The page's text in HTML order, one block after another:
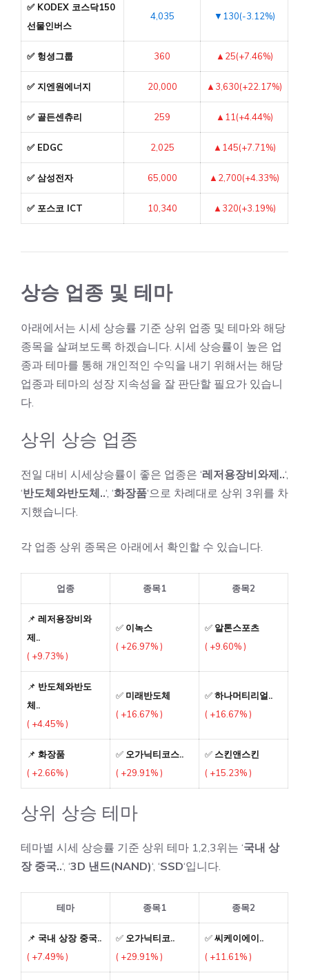
✅ KODEX 코스닥150
선물인버스
4,035 ▼130(-3.12%)
✅ 헝셩그룹 360 ▲25(+7.46%)
✅ 지엔원에너지 20,000 ▲3,630(+22.17%)
✅ 골든센츄리 259 ▲11(+4.44%)
✅ EDGC 2,025 ▲145(+7.71%)
✅ 삼성전자 65,000 ▲2,700(+4.33%)
✅ 포스코 ICT 10,340 ▲320(+3.19%)
상승 업종 및 테마
아래에서는 시세 상승률 기준 상위 업종 및 테마와 해당
종목을 살펴보도록 하겠습니다. 시세 상승률이 높은 업
종과 테마를 통해 개인적인 수익을 내기 위해서는 해당
업종과 테마의 성장 지속성을 잘 판단할 필요가 있습니
다.
상위 상승 업종
전일 대비 시세상승률이 좋은 업종은 ‘레저용장비와제..‘,
‘반도체와반도체..‘, ‘화장품‘으로 차례대로 상위 3위를 차
지했습니다.
각 업종 상위 종목은 아래에서 확인할 수 있습니다.
업종 종목1 종목2
📌 레저용장비와
제..
( +9.73% )
✅ 이녹스
( +26.97% )
✅ 알톤스포츠
( +9.60% )
📌 반도체와반도
체..
( +4.45% )
✅ 미래반도체
( +16.67% )
✅하나머티리얼..
( +16.67% )
📌 화장품
( +2.66% )
✅ 오가닉티코스..
( +29.91% )
✅ 스킨앤스킨
( +15.23% )
상위 상승 테마
테마별 시세 상승률 기준 상위 테마 1,2,3위는 ‘국내 상
장 중국..‘, ‘3D 낸드(NAND)‘, ‘SSD‘입니다.
테마 종목1 종목2
📌 국내 상장 중국..
( +7.49% )
✅ 오가닉티코..
( +29.91% )
✅씨케이에이..
( +11.61% )